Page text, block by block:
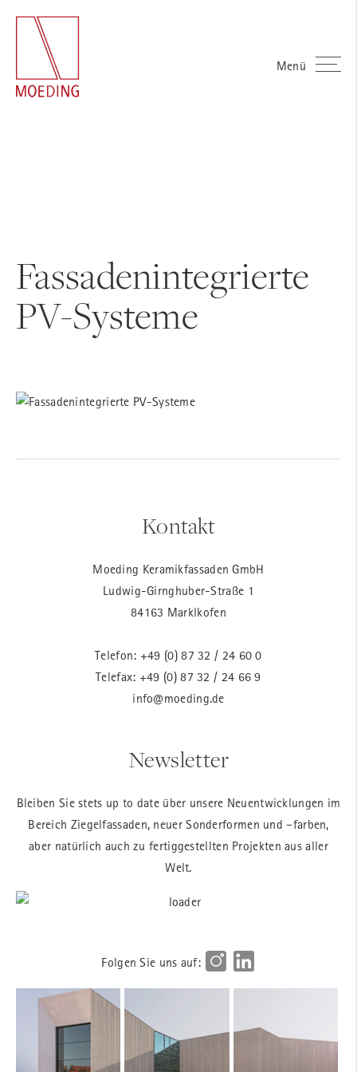
Menü
Fassadenintegrierte
PV-Systeme
Kontakt
Moeding Keramikfassaden GmbH
Ludwig-Girnghuber-Straße 1
84163 Marklkofen
Telefon: +49 (0) 87 32 / 24 60 0
Telefax: +49 (0) 87 32 / 24 66 9
info@moeding.de
Newsletter
Bleiben Sie stets up to date über unsere Neuentwicklungen im
Bereich Ziegelfassaden, neuer Sonderformen und –farben,
aber natürlich auch zu fertiggestellten Projekten aus aller
Welt.
Folgen Sie uns auf: